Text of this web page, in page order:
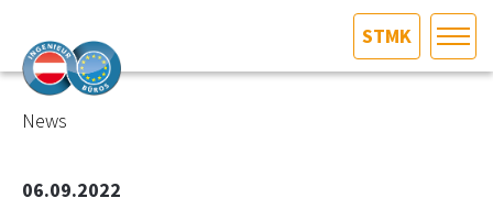
STMK
News
06.09.2022